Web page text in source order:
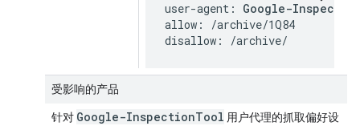
user-agent: Google-
allow: /archive/1Q84
disallow: /archive/
受影响的产品
针对 Google-InspectionTool 用户代理的抓取偏好设